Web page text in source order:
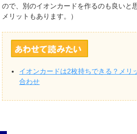
ので、別のイオンカードを作るのも良いと
メリットもあります。）
イオンカードは2枚持ちできる？メリ
合わせ